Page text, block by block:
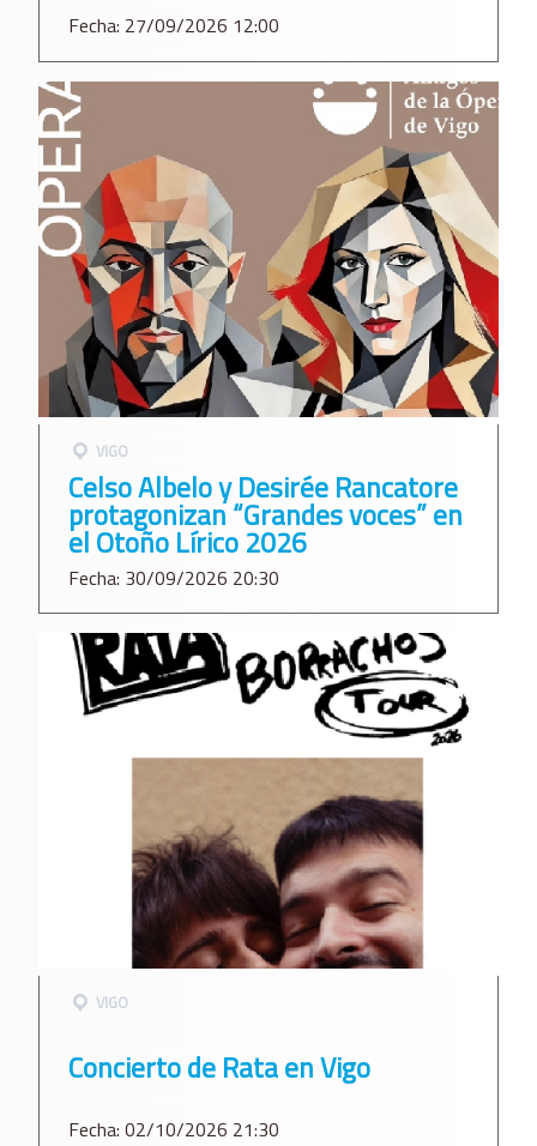
Fecha: 27/09/2026 12:00
VIGO
Celso Albelo y Desirée Rancatore
protagonizan “Grandes voces” en
el Otoño Lírico 2026
Fecha: 30/09/2026 20:30
VIGO
Concierto de Rata en Vigo
Fecha: 02/10/2026 21:30